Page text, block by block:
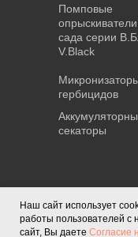
Помповые
сада серии
V.Black
гербицидов
секаторы
Наш сайт использует
работы пользователей с
сайт, Вы даете Согласие